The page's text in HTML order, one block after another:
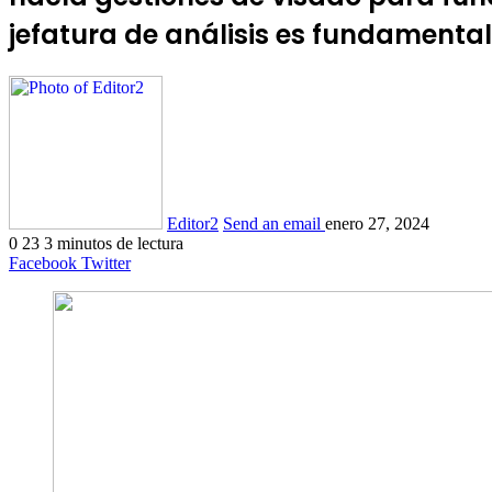
jefatura de análisis es
Editor2 Send an email enero 27, 2024
0 23 3 minutos de lectura
Facebook Twitter